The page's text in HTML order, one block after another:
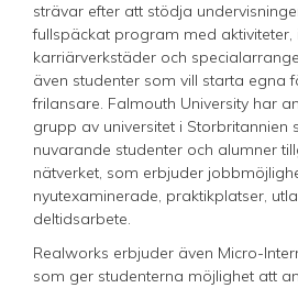
strävar efter att stödja
fullspäckat program med aktiviteter,
karriärverkstäder och
även studenter som vill starta egna
frilansare. Falmouth University har
grupp av universitet i Storbritannien
nuvarande studenter och alumner
nätverket, som erbjuder
nyutexaminerade, praktikplatser,
deltidsarbete.
Realworks erbjuder även Micro-
som ger studenterna möjlighet att